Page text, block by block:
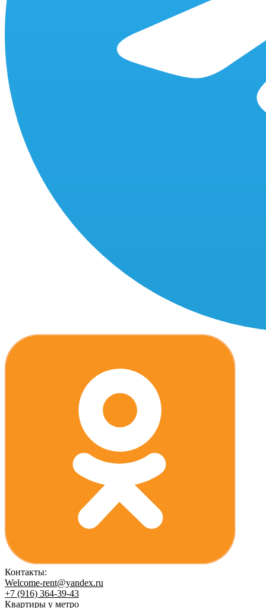
Контакты:
Welcome-rent@yandex.ru
+7 (916) 364-39-43
Квартиры у метро